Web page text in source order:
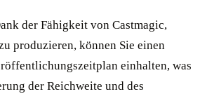
der Fähigkeit von Castmagic,
produzieren, können Sie einen
einhalten, was
der Reichweite und des